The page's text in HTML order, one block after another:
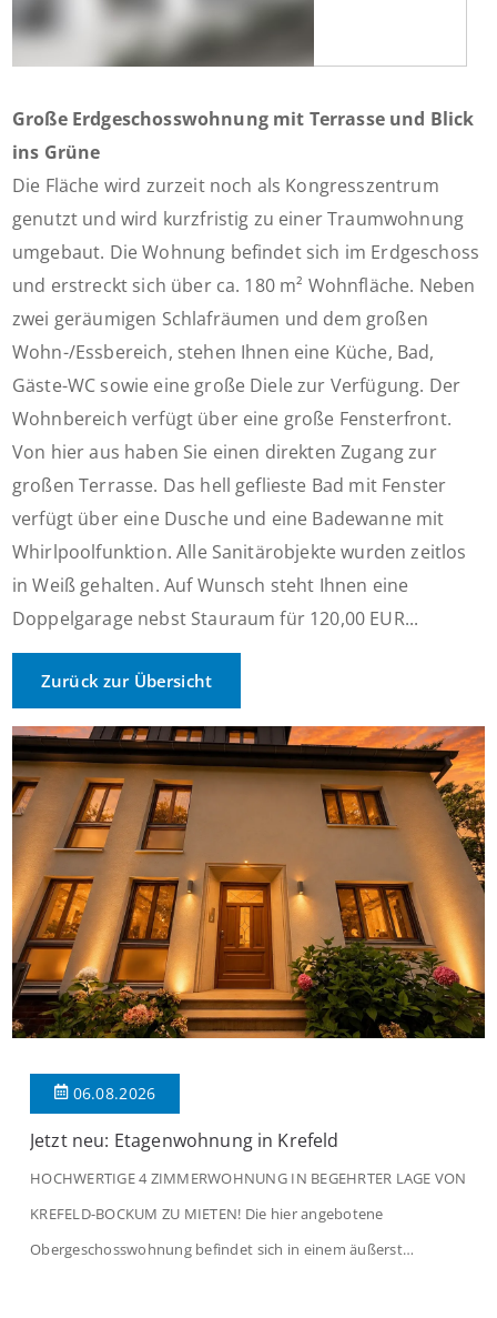
Große Erdgeschosswohnung mit Terrasse und Blick
ins Grüne
Die Fläche wird zurzeit noch als Kongresszentrum
genutzt und wird kurzfristig zu einer Traumwohnung
umgebaut. Die Wohnung befindet sich im Erdgeschoss
und erstreckt sich über ca. 180 m² Wohnfläche. Neben
zwei geräumigen Schlafräumen und dem großen
Wohn-/Essbereich, stehen Ihnen eine Küche, Bad,
Gäste-WC sowie eine große Diele zur Verfügung. Der
Wohnbereich verfügt über eine große Fensterfront.
Von hier aus haben Sie einen direkten Zugang zur
großen Terrasse. Das hell geflieste Bad mit Fenster
verfügt über eine Dusche und eine Badewanne mit
Whirlpoolfunktion. Alle Sanitärobjekte wurden zeitlos
in Weiß gehalten. Auf Wunsch steht Ihnen eine
Doppelgarage nebst Stauraum für 120,00 EUR...
Zurück zur Übersicht
06.08.2026
Jetzt neu: Etagenwohnung in Krefeld
HOCHWERTIGE 4 ZIMMERWOHNUNG IN BEGEHRTER LAGE VON
KREFELD-BOCKUM ZU MIETEN! Die hier angebotene
Obergeschosswohnung befindet sich in einem äußerst